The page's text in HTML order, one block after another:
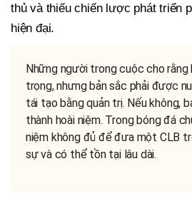
thủ và thiếu chiến lược phát triển
hiện đại.
Những người trong cuộc cho rằng
trọng, nhưng bản sắc phải được
tái tạo bằng quản trị. Nếu không,
thành hoài niệm. Trong bóng đá
niệm không đủ để đưa một CLB
sự và có thể tồn tại lâu dài.